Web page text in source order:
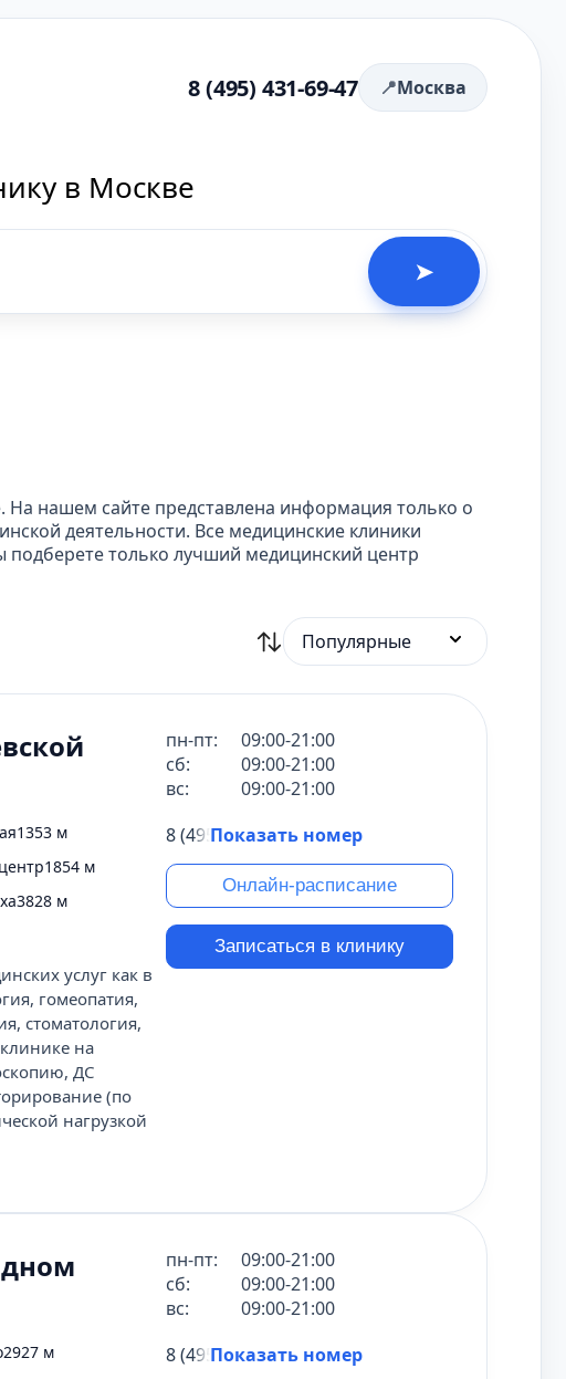
8 (495) 431-69-47 Москва
в Москве
➤
На нашем сайте представлена информация только о
деятельности. Все медицинские клиники
только лучший медицинский центр
Популярные
1353 м
1854 м
3828 м
услуг как в
гомеопатия,
стоматология,
на
ДС
(по
нагрузкой
пн-пт:
09:00-21:00
сб:
09:00-21:00
вс:
09:00-21:00
8 (495) 431-69-47
Показать номер
Онлайн-расписание
Записаться в клинику
2927 м
пн-пт:
09:00-21:00
сб:
09:00-21:00
вс:
09:00-21:00
8 (495) 431-69-47
Показать номер